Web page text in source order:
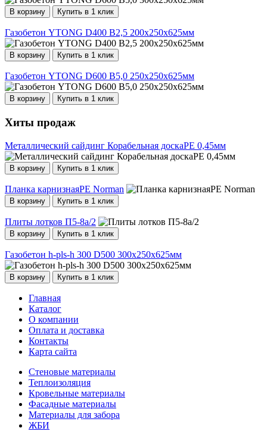
В корзину Купить в 1 клик
Газобетон YTONG D400 B2,5 200х250х625мм
В корзину Купить в 1 клик
Газобетон YTONG D600 В5,0 250х250х625мм
В корзину Купить в 1 клик
Хиты продаж
Металлический сайдинг Корабельная доскаPE 0,45мм
В корзину Купить в 1 клик
Планка карнизнаяPE Norman
В корзину Купить в 1 клик
Плиты лотков П5-8а/2
В корзину Купить в 1 клик
Газобетон h-pls-h 300 D500 300х250х625мм
В корзину Купить в 1 клик
Главная
Каталог
О компании
Оплата и доставка
Контакты
Карта сайта
Стеновые материалы
Теплоизоляция
Кровельные материалы
Фасадные материалы
Материалы для забора
ЖБИ